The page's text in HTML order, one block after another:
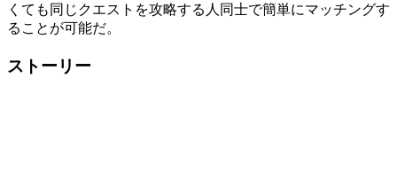
くても 同じクエストを攻略する人同士で簡単にマッチングす
ることが可能だ。
ストーリー